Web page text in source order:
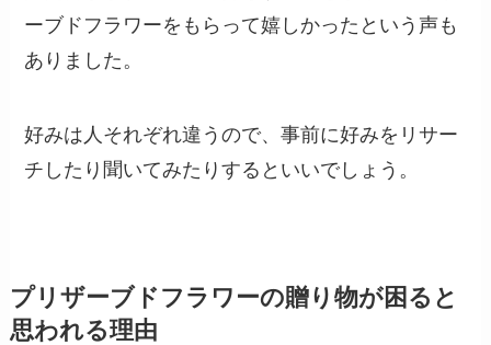
ーブドフラワーをもらって嬉しかったという声も
ありました。
好みは人それぞれ違うので、事前に好みをリサー
チしたり聞いてみたりするといいでしょう。
プリザーブドフラワーの贈り物が困ると
思われる理由